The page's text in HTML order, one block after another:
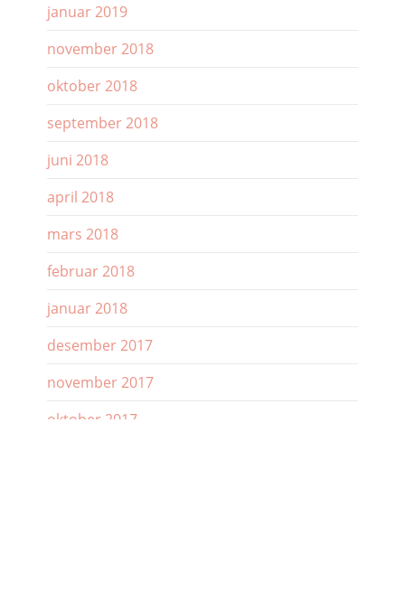
januar 2019
november 2018
oktober 2018
september 2018
juni 2018
april 2018
mars 2018
februar 2018
januar 2018
desember 2017
november 2017
oktober 2017